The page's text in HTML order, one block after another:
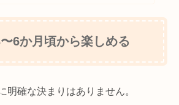
6か月頃から楽しめる
明確な決まりはありません。